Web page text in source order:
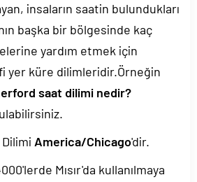
insaların saatin bulundukları
başka bir bölgesinde kaç
yardım etmek için
yer küre dilimleridir.Örneğin
saat dilimi nedir?
America/Chicago'dir.
Mısır'da kullanılmaya